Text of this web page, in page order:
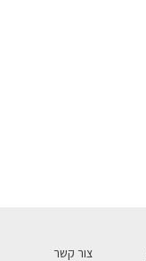
צור קשר